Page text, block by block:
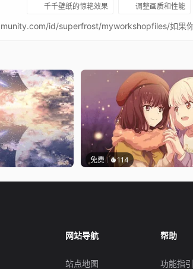
千千壁纸的惊艳效果 调整画质和性能
免费 114
网站导航
站点地图
帮助
功能指引